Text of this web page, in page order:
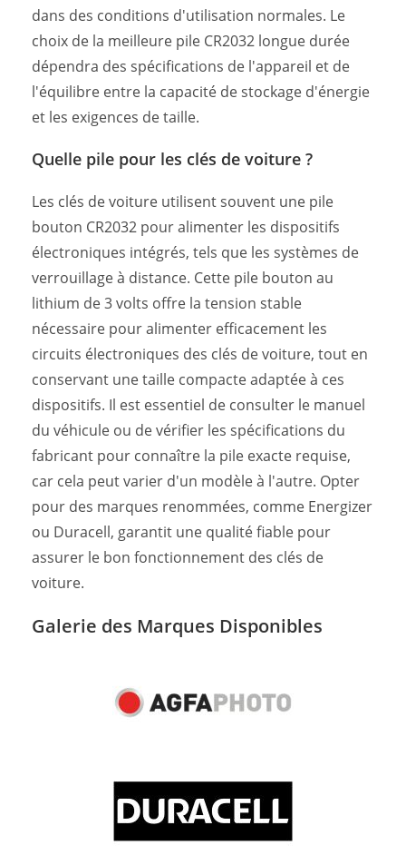
dans des conditions d'utilisation normales. Le
choix de la meilleure pile CR2032 longue durée
dépendra des spécifications de l'appareil et de
l'équilibre entre la capacité de stockage d'énergie
et les exigences de taille.
Quelle pile pour les clés de voiture ?
Les clés de voiture utilisent souvent une pile
bouton CR2032 pour alimenter les dispositifs
électroniques intégrés, tels que les systèmes de
verrouillage à distance. Cette pile bouton au
lithium de 3 volts offre la tension stable
nécessaire pour alimenter efficacement les
circuits électroniques des clés de voiture, tout en
conservant une taille compacte adaptée à ces
dispositifs. Il est essentiel de consulter le manuel
du véhicule ou de vérifier les spécifications du
fabricant pour connaître la pile exacte requise,
car cela peut varier d'un modèle à l'autre. Opter
pour des marques renommées, comme Energizer
ou Duracell, garantit une qualité fiable pour
assurer le bon fonctionnement des clés de
voiture.
Galerie des Marques Disponibles